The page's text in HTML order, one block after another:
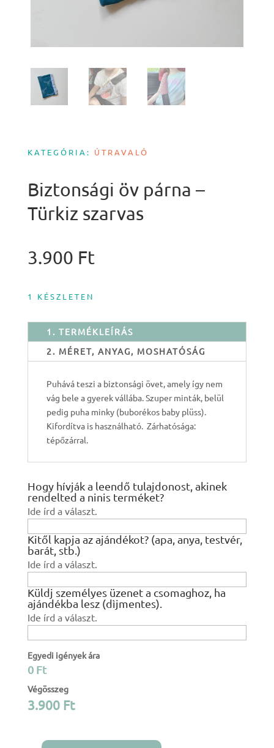
KATEGÓRIA: ÚTRAVALÓ
Biztonsági öv párna –
Türkiz szarvas
3.900 Ft
1 KÉSZLETEN
1. TERMÉKLEÍRÁS
2. MÉRET, ANYAG, MOSHATÓSÁG
Puhává teszi a biztonsági övet, amely így nem
vág bele a gyerek vállába. Szuper minták, belül
pedig puha minky (buborékos baby plüss).
Kifordítva is használható. Zárhatósága:
tépőzárral.
Hogy hívják a leendő tulajdonost, akinek
rendelted a ninis terméket?
Ide írd a választ.
Kitől kapja az ajándékot? (apa, anya, testvér,
barát, stb.)
Ide írd a választ.
Küldj személyes üzenet a csomaghoz, ha
ajándékba lesz (dìjmentes).
Ide írd a választ.
Egyedi igények ára
0 Ft
Végösszeg
3.900 Ft